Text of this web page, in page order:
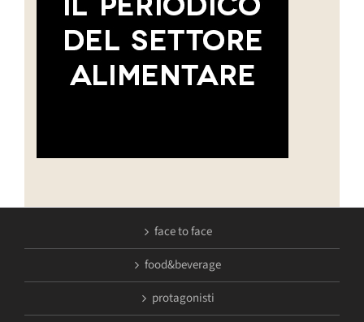
face to face
food&beverage
protagonisti